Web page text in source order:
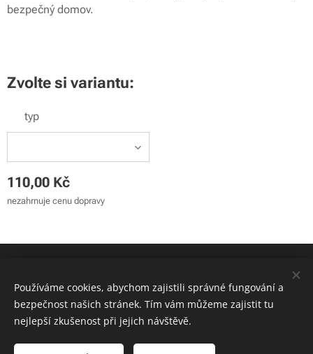
bezpečný domov.
Zvolte si variantu:
typ
110,00 Kč
nezahrnuje cenu dopravy
vyhrazena
Cookies
Používáme cookies, abychom zajistili správné fungování a
bezpečnost našich stránek. Tím vám můžeme zajistit tu
nejlepší zkušenost při jejich návštěvě.